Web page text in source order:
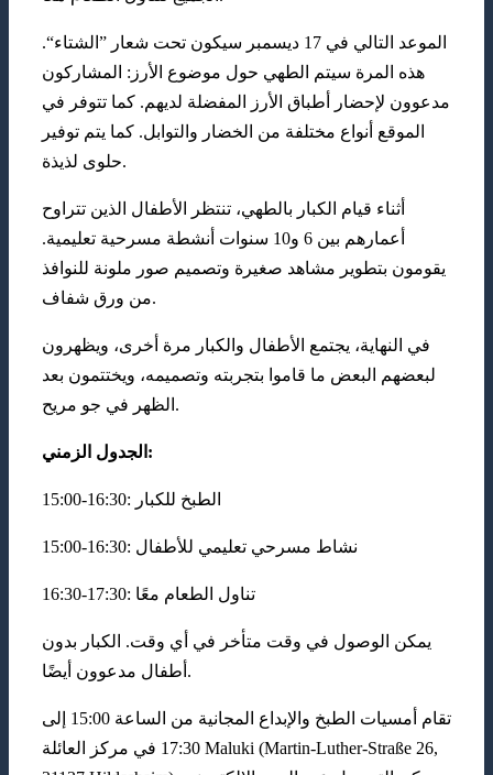
الموعد التالي في 17 ديسمبر سيكون تحت شعار ”الشتاء“.
هذه المرة سيتم الطهي حول موضوع الأرز: المشاركون
مدعوون لإحضار أطباق الأرز المفضلة لديهم. كما تتوفر في
الموقع أنواع مختلفة من الخضار والتوابل. كما يتم توفير
حلوى لذيذة.
أثناء قيام الكبار بالطهي، تنتظر الأطفال الذين تتراوح
أعمارهم بين 6 و10 سنوات أنشطة مسرحية تعليمية.
يقومون بتطوير مشاهد صغيرة وتصميم صور ملونة للنوافذ
من ورق شفاف.
في النهاية، يجتمع الأطفال والكبار مرة أخرى، ويظهرون
لبعضهم البعض ما قاموا بتجربته وتصميمه، ويختتمون بعد
الظهر في جو مريح.
الجدول الزمني :
15:00-16:30: الطبخ للكبار
15:00-16:30: نشاط مسرحي تعليمي للأطفال
16:30-17:30: تناول الطعام معًا
يمكن الوصول في وقت متأخر في أي وقت. الكبار بدون
أطفال مدعوون أيضًا.
تقام أمسيات الطبخ والإبداع المجانية من الساعة 15:00 إلى
17:30 في مركز العائلة Maluki (Martin-Luther-Straße 26,